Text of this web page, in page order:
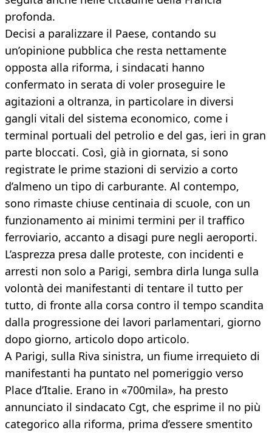
profonda.
Decisi a paralizzare il Paese, contando su
un’opinione pubblica che resta nettamente
opposta alla riforma, i sindacati hanno
confermato in serata di voler proseguire le
agitazioni a oltranza, in particolare in diversi
gangli vitali del sistema economico, come i
terminal portuali del petrolio e del gas, ieri in gran
parte bloccati. Così, già in giornata, si sono
registrate le prime stazioni di servizio a corto
d’almeno un tipo di carburante. Al contempo,
sono rimaste chiuse centinaia di scuole, con un
funzionamento ai minimi termini per il traffico
ferroviario, accanto a disagi pure negli aeroporti.
L’asprezza presa dalle proteste, con incidenti e
arresti non solo a Parigi, sembra dirla lunga sulla
volontà dei manifestanti di tentare il tutto per
tutto, di fronte alla corsa contro il tempo scandita
dalla progressione dei lavori parlamentari, giorno
dopo giorno, articolo dopo articolo.
A Parigi, sulla Riva sinistra, un fiume irrequieto di
manifestanti ha puntato nel pomeriggio verso
Place d’Italie. Erano in «700mila», ha presto
annunciato il sindacato Cgt, che esprime il no più
categorico alla riforma, prima d’essere smentito